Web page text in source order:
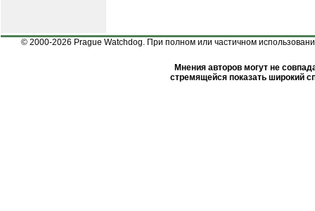
© 2000-2026 Prague Watchdog. При полном или частичном
Мнения авторов могут не
стремящейся показать широкий